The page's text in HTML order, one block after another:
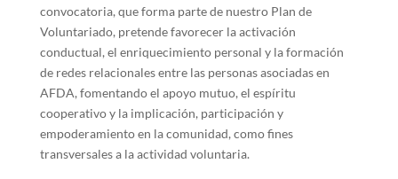
convocatoria, que forma parte de nuestro Plan de
Voluntariado, pretende favorecer la activación
conductual, el enriquecimiento personal y la formación
de redes relacionales entre las personas asociadas en
AFDA, fomentando el apoyo mutuo, el espíritu
cooperativo y la implicación, participación y
empoderamiento en la comunidad, como fines
transversales a la actividad voluntaria.